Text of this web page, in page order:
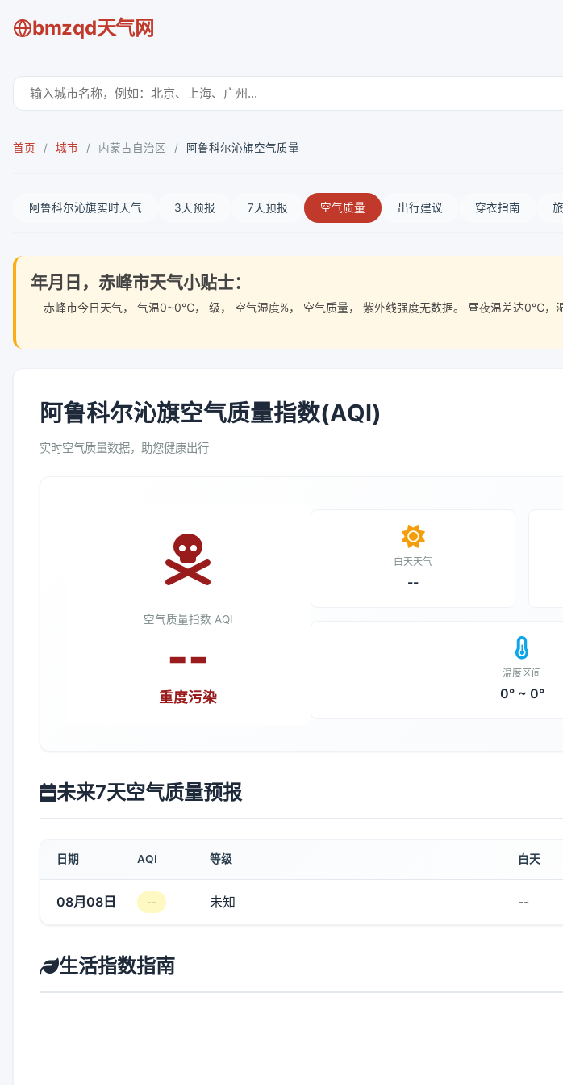
bmzqd天气网
首页 / 城市 / 内蒙古自治区 / 阿鲁科尔沁旗空气质量
阿鲁科尔沁旗实时天气 3天预报 7天预报 空气质量 出行建议 穿衣指南
年月日，赤峰市天气小贴士：
赤峰市今日天气， 气温0~0℃， 级， 空气湿度%， 空气质量， 紫外线强度无数据。 昼夜温差达0℃，
阿鲁科尔沁旗空气质量指数(AQI)
实时空气质量数据，助您健康出行
空气质量指数 AQI
--
重度污染
白天天气
--
温度区间
0° ~ 0°
未来7天空气质量预报
日期 AQI 等级 白天
08月08日 -- 未知 --
生活指数指南